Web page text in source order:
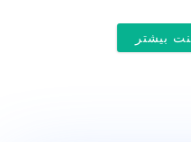
بیشتر